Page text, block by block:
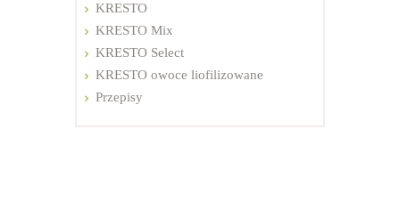
KRESTO
KRESTO Mix
KRESTO Select
KRESTO owoce liofilizowane
Przepisy